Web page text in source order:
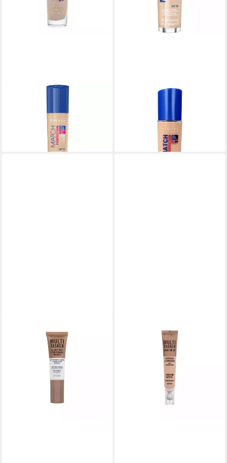
RIMMEL LONDON
Foundation Match Perfection
Foundation Spf20 100 Ivory
(488,33 €/ 1 l)
lieferbar in 2 Wochen
RIMMEL LONDON
Foundation for Women
(685,00 €/ 1 l)
in 9-11 Werktagen bei dir